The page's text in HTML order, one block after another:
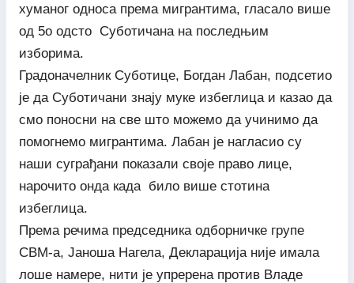
хуманог односа према мигрантима, гласало више
од 5о одсто Суботичана на последњим
изборима.
Градоначелник Суботице, Богдан Лабан, подсетио
је да Суботичани знају муке избеглица и казао да
смо поносни на све што можемо да учинимо да
помогнемо мигрантима. Лабан је нагласио су
наши суграђани показали своје право лице,
нарочито онда када било више стотина
избеглица.
Према речима председника одборничке групе
СВМ-а, Јаноша Нагела, Декларација није имала
лоше намере, нити је упререна против Владе